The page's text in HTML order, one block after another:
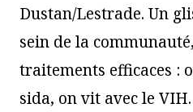
Dustan/Lestrade. Un
sein de la
traitements efficaces :
sida, on vit avec le